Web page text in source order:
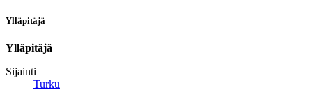
Ylläpitäjä
Ylläpitäjä
Sijainti
Turku